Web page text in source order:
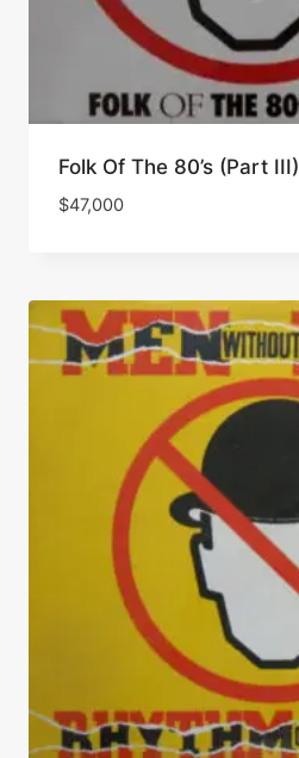
Folk Of The 80’s (Part III)
$47,000